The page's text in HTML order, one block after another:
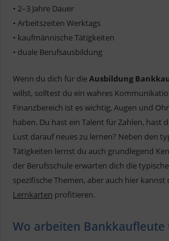
• 2–3 Jahre Dauer
• Arbeitszeiten Werktags
• kaufmännische Tätigkeiten
• duale Berufsausbildung
Wenn du dich für dieAusbildung
willst, solltest du ein wahres
Finanzbereich ist es wichtig, Augen und
haben. Du hast ein Talent für Zahlen, hast
Lust darauf neues zu lernen? Neben den
Tätigkeiten lernst du auch grundlegend
der Berufsschule erwarten dich die
spezifische Themen, aber auch hier
Lernkarten profitieren.
Wo arbeiten Bankkaufleute